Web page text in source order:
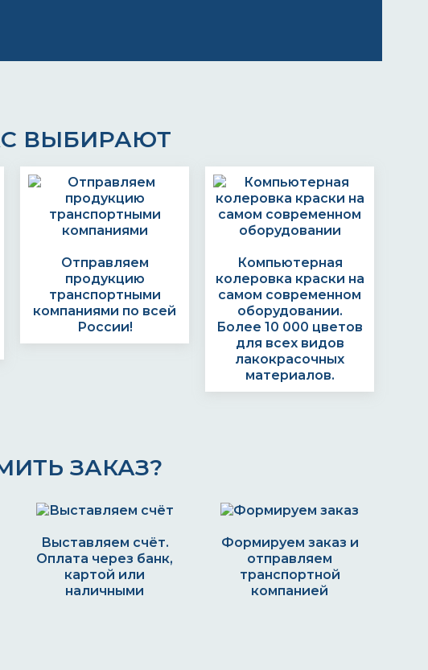
ВЫБИРАЮТ
Отправляем
продукцию
транспортными
компаниями по всей
России!
Компьютерная
колеровка краски на
самом современном
оборудовании.
Более 10 000 цветов
для всех видов
лакокрасочных
материалов.
ЗАКАЗ?
Выставляем счёт.
Оплата через банк,
картой или
наличными
Формируем заказ и
отправляем
транспортной
компанией